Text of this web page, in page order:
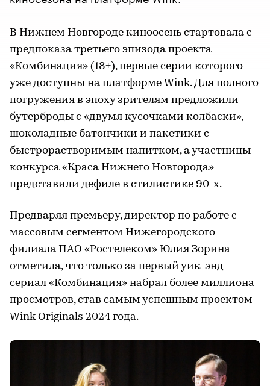
В Нижнем Новгороде киноосень стартовала с
предпоказа третьего эпизода проекта
«Комбинация» (18+), первые серии которого
уже доступны на платформе Wink. Для полного
погружения в эпоху зрителям предложили
бутерброды с «двумя кусочками колбаски»,
шоколадные батончики и пакетики с
быстрорастворимым напитком, а участницы
конкурса «Краса Нижнего Новгорода»
представили дефиле в стилистике 90-х.
Предваряя премьеру, директор по работе с
массовым сегментом Нижегородского
филиала ПАО «Ростелеком» Юлия Зорина
отметила, что только за первый уик-энд
сериал «Комбинация» набрал более миллиона
просмотров, став самым успешным проектом
Wink Originals 2024 года.